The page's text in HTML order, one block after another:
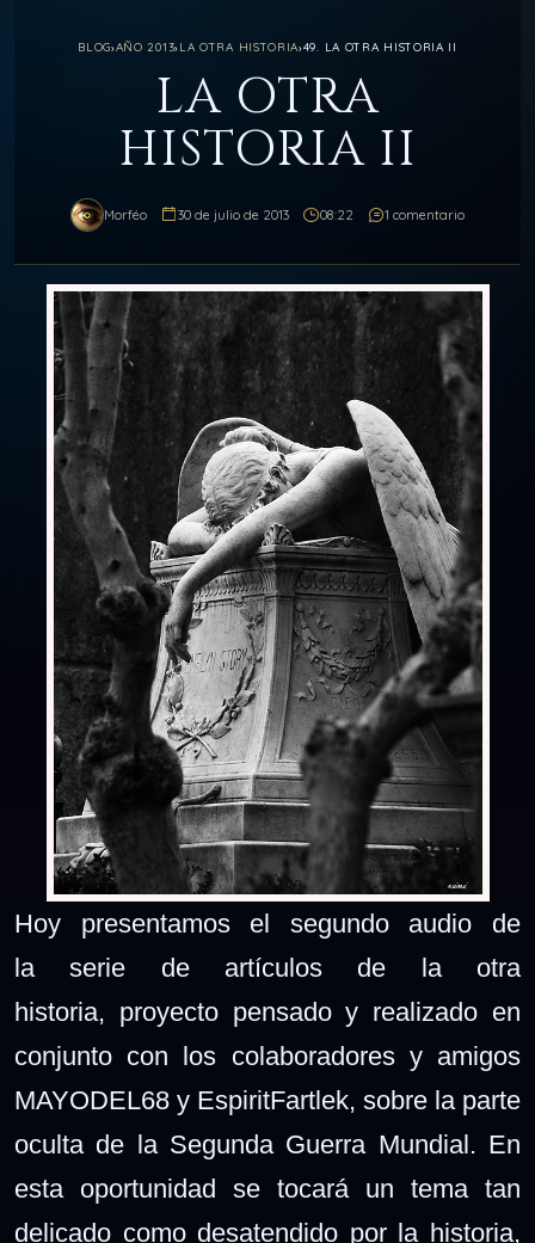
BLOG›AÑO 2013› LA OTRA HISTORIA›49. LA OTRA HISTORIA II
LA OTRA
HISTORIA II
Morféo 30 de julio de 2013 08:22 1 comentario
Hoy presentamos el segundo audio de
la serie de artículos de la otra
historia, proyectopensado y realizado en
conjunto con los colaboradores y amigos
MAYODEL68 y EspiritFartlek, sobre la parte
oculta de la Segunda Guerra Mundial. En
esta oportunidad se tocará un tema tan
delicado como desatendido por la historia,